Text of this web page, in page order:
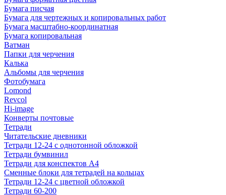
Бумага писчая
Бумага для чертежных и копировальных работ
Бумага масштабно-координатная
Бумага копировальная
Ватман
Папки для черчения
Калька
Альбомы для черчения
Фотобумага
Lomond
Revcol
Hi-image
Конверты почтовые
Тетради
Читательские дневники
Тетради 12-24 с однотонной обложкой
Тетради бумвинил
Тетради для конспектов А4
Сменные блоки для тетрадей на кольцах
Тетради 12-24 с цветной обложкой
Тетради 60-200